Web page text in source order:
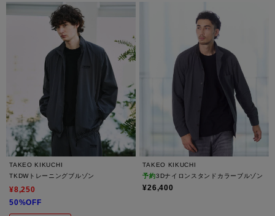
TAKEO KIKUCHI
TKDWトレーニングブルゾン
¥8,250
50%OFF
TAKEO KIKUCHI
予約3Dナイロンスタンドカラーブルゾン
¥26,400